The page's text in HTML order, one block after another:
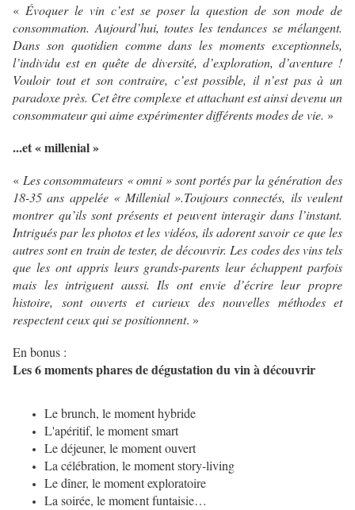
« Évoquer le vin c’est se poser la question de son mode de
consommation. Aujourd’hui, toutes les tendances se mélangent.
Dans son quotidien comme dans les moments exceptionnels,
l’individu est en quête de diversité, d’exploration, d’aventure !
Vouloir tout et son contraire, c’est possible, il n’est pas à un
paradoxe près. Cet être complexe et attachant est ainsi devenu un
consommateur qui aime expérimenter différents modes de vie. »
...et « millenial »
« Les consommateurs « omni » sont portés par la génération des
18-35 ans appelée « Millenial ».Toujours connectés, ils veulent
montrer qu’ils sont présents et peuvent interagir dans l’instant.
Intrigués par les photos et les vidéos, ils adorent savoir ce que les
autres sont en train de tester, de découvrir. Les codes des vins tels
que les ont appris leurs grands-parents leur échappent parfois
mais les intriguent aussi. Ils ont envie d’écrire leur propre
histoire, sont ouverts et curieux des nouvelles méthodes et
respectent ceux qui se positionnent. »
En bonus :
Les 6 moments phares de dégustation du vin à découvrir
Le brunch, le moment hybride
L'apéritif, le moment smart
Le déjeuner, le moment ouvert
La célébration, le moment story-living
Le dîner, le moment exploratoire
La soirée, le moment funtaisie…